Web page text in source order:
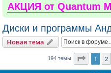
АКЦИЯ от Quantum
Диски и программы
Новая тема
194 темы 1 2